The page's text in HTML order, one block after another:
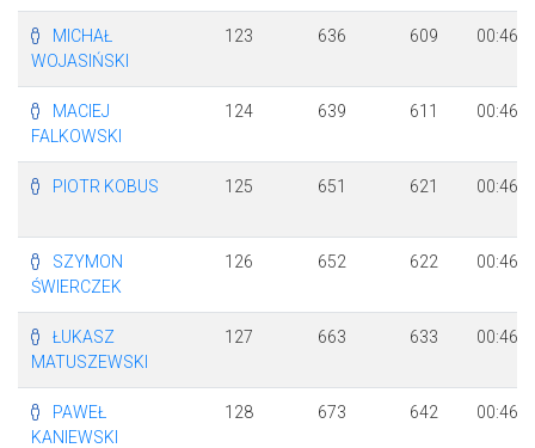
MICHAŁ
WOJASIŃSKI
123 636 609
MACIEJ
FALKOWSKI
124 639 611
PIOTR KOBUS 125 651 621
SZYMON
ŚWIERCZEK
126 652 622
ŁUKASZ
MATUSZEWSKI
127 663 633
PAWEŁ
KANIEWSKI
128 673 642